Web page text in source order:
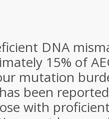
DNA
15% of
mutation
been
with